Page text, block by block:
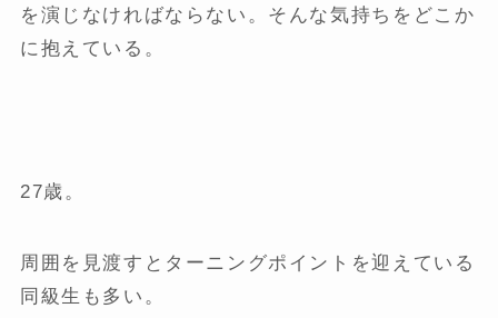
を演じなければならない。そんな気持ちをどこか
に抱えている。
27歳。
周囲を見渡すとターニングポイントを迎えている
同級生も多い。